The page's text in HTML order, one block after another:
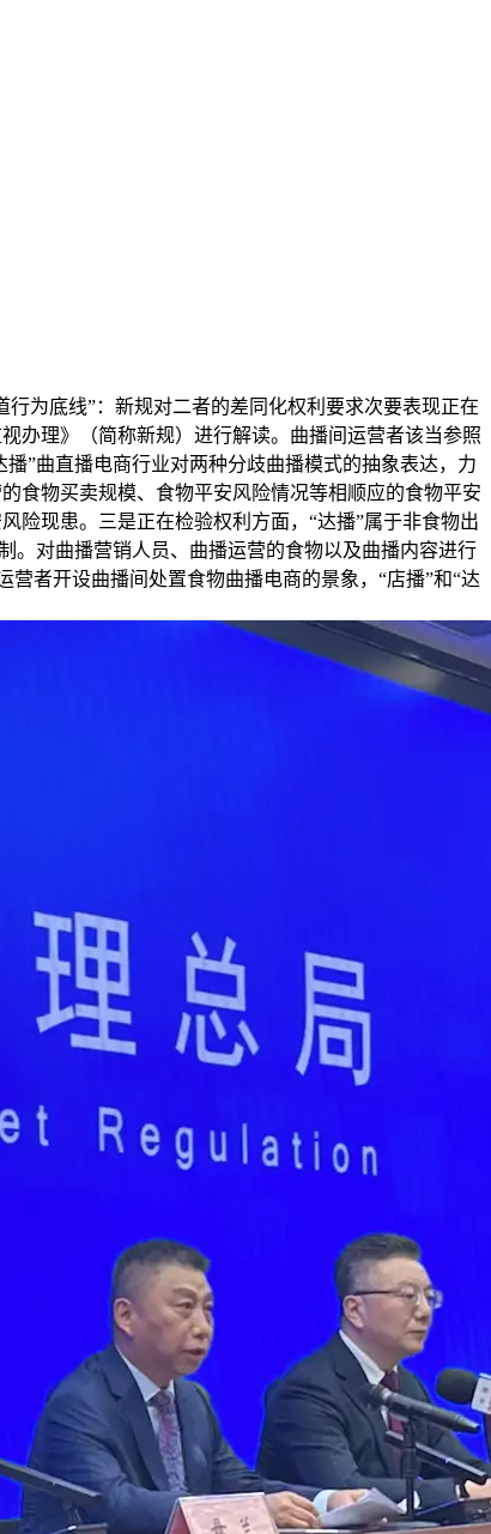
为底线”：新规对二者的差同化权利要求次要表现正在
办理》（简称新规）进行解读。曲播间运营者该当参照
”曲直播电商行业对两种分歧曲播模式的抽象表达，力
食物买卖规模、食物平安风险情况等相顺应的食物平安
险现患。三是正在检验权利方面，“达播”属于非食物出
。对曲播营销人员、曲播运营的食物以及曲播内容进行
者开设曲播间处置食物曲播电商的景象，“店播”和“达